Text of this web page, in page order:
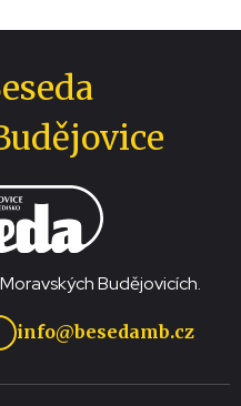
Budějovicích.
info@besedamb.cz